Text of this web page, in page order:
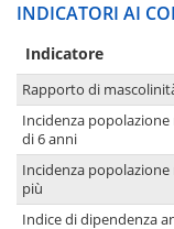
INDICATORI AI
Indicatore
Rapporto di
Incidenza
di 6 anni
Incidenza
più
Indice di dipendenza